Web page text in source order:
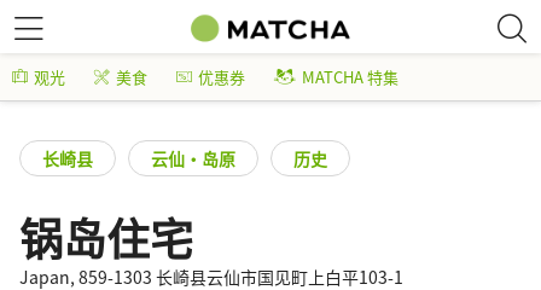
观光 美食 优惠券 MATCHA 特集
长崎县 云仙・岛原 历史
锅岛住宅
Japan, 859-1303 长崎县云仙市国见町上白平103-1